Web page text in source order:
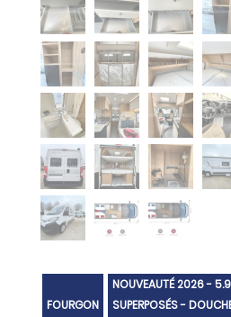
FOURGON
NOUVEAUTÉ 2026 -
SUPERPOSÉS -